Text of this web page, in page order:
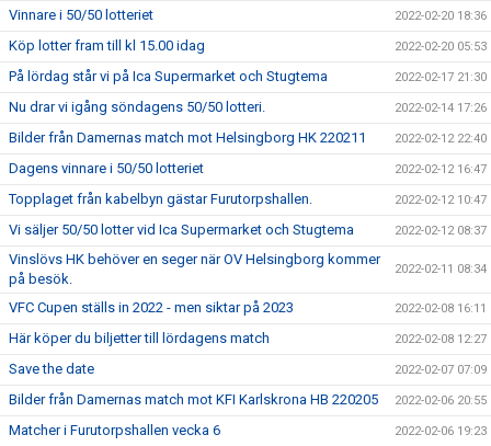
Vinnare i 50/50 lotteriet 2022-02-20 18:36
Köp lotter fram till kl 15.00 idag 2022-02-20 05:53
På lördag står vi på Ica Supermarket och Stugtema 2022-02-17 21:30
Nu drar vi igång söndagens 50/50 lotteri. 2022-02-14 17:26
Bilder från Damernas match mot Helsingborg HK 220211 2022-02-12 22:40
Dagens vinnare i 50/50 lotteriet 2022-02-12 16:47
Topplaget från kabelbyn gästar Furutorpshallen. 2022-02-12 10:47
Vi säljer 50/50 lotter vid Ica Supermarket och Stugtema 2022-02-12 08:37
Vinslövs HK behöver en seger när OV Helsingborg kommer
på besök.
2022-02-11 08:34
VFC Cupen ställs in 2022 - men siktar på 2023 2022-02-08 16:11
Här köper du biljetter till lördagens match 2022-02-08 12:27
Save the date 2022-02-07 07:09
Bilder från Damernas match mot KFI Karlskrona HB 220205 2022-02-06 20:55
Matcher i Furutorpshallen vecka 6 2022-02-06 19:23